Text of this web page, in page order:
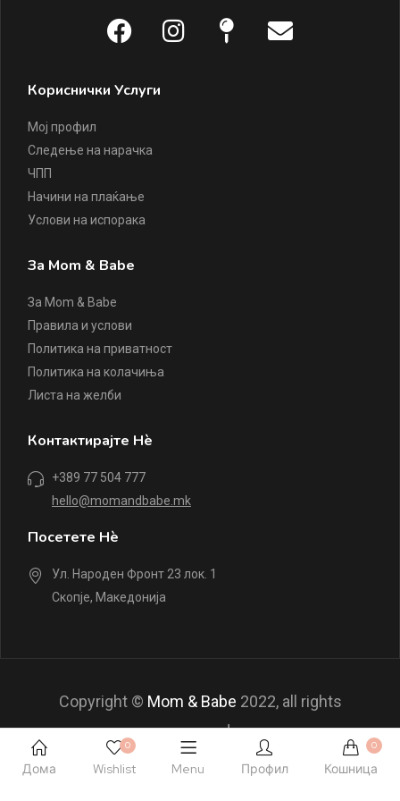
Кориснички Услуги
Мој профил
Следење на нарачка
ЧПП
Начини на плаќање
Услови на испорака
За Mom & Babe
За Mom & Babe
Правила и услови
Политика на приватност
Политика на колачиња
Листа на желби
Контактирајте Нè
+389 77 504 777
hello@momandbabe.mk
Посетете Нè
Ул. Народен Фронт 23 лок. 1
Скопје, Македонија
Copyright © Mom & Babe 2022, all rights
reserved.
Дома
0
Wishlist Menu Профил
0
Кошница